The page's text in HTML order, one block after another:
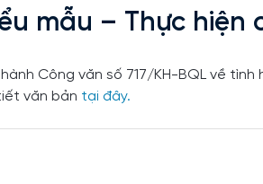
mẫu – Thực hiện
Công văn số 717/KH-BQL về tình
văn bản tại đây.